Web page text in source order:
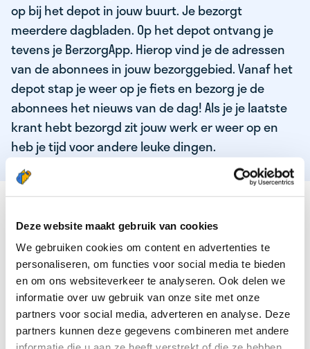
Deze website maakt gebruik van cookies
We gebruiken cookies om content en advertenties te
personaliseren, om functies voor social media te bieden
en om ons websiteverkeer te analyseren. Ook delen we
informatie over uw gebruik van onze site met onze
partners voor social media, adverteren en analyse. Deze
partners kunnen deze gegevens combineren met andere
op bij het depot in jouw buurt. Je bezorgt
meerdere dagbladen. Op het depot ontvang je
tevens je BerzorgApp. Hierop vind je de adressen
van de abonnees in jouw bezorggebied. Vanaf het
depot stap je weer op je fiets en bezorg je de
abonnees het nieuws van de dag! Als je je laatste
krant hebt bezorgd zit jouw werk er weer op en
heb je tijd voor andere leuke dingen.
DEZE KWALITEITEN HEEFT ONZE TOP
KRANTENBEZORGER
Je bent verantwoordelijk en zelfstandig
Je houdt van lekker bewegen in de frisse lucht
Je houdt vooral van fijn werk dat lekker bijverdient!
Je wordt blij van het bezorgen van het laatste nieuws